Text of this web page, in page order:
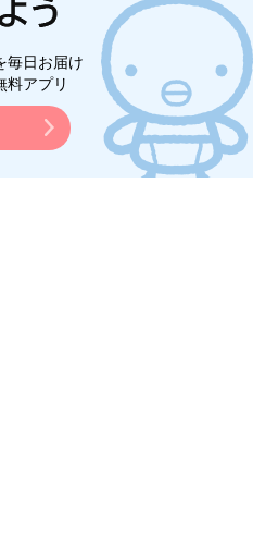
毎日お届け
料アプリ